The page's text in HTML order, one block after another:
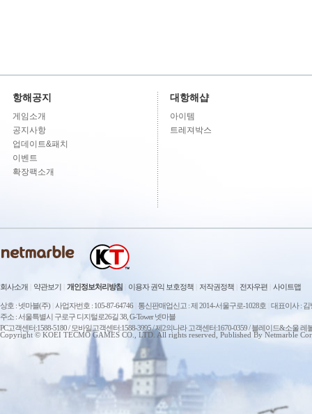
항해공지
게임소개
공지사항
업데이트&패치
이벤트
확장팩소개
대항해샵
아이템
트레져박스
회사소개 약관보기 개인정보처리방침 이용자 권익 보호정책 저작권정책 전자우편 사이트맵
상호 : 넷마블(주) 사업자번호 : 105-87-64746 통신판매업신고 : 제 2014-서울구로-1028호 대표이사 : 김
주소 : 서울특별시 구로구 디지털로26길 38, G-Tower 넷마블
PC고객센터:1588-5180 / 모바일고객센터:1588-3995 / 제2의나라 고객센터:1670-0359 / 블레이드&소울
Copyright © KOEI TECMO GAMES CO., LTD. All rights reserved, Published By Netmarble